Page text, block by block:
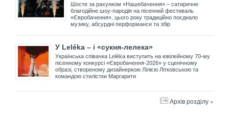
Шосте за рахунком «Нашебачення» – сатиричне
благодійне шоу-пародія на пісенний фестиваль
«Євробачення», цього року традиційно поєднало
музику, абсурдні перформанси та збір
У Leléka – і «сукня-лелека»
Українська співачка Leléka виступить на ювілейному 70-му
пісенному конкурсі «Євробачення-2026» у сценічному
образі, створеному дизайнеркою Лілією Літковською та
командою стилістки Маргарити
Архів розділу »